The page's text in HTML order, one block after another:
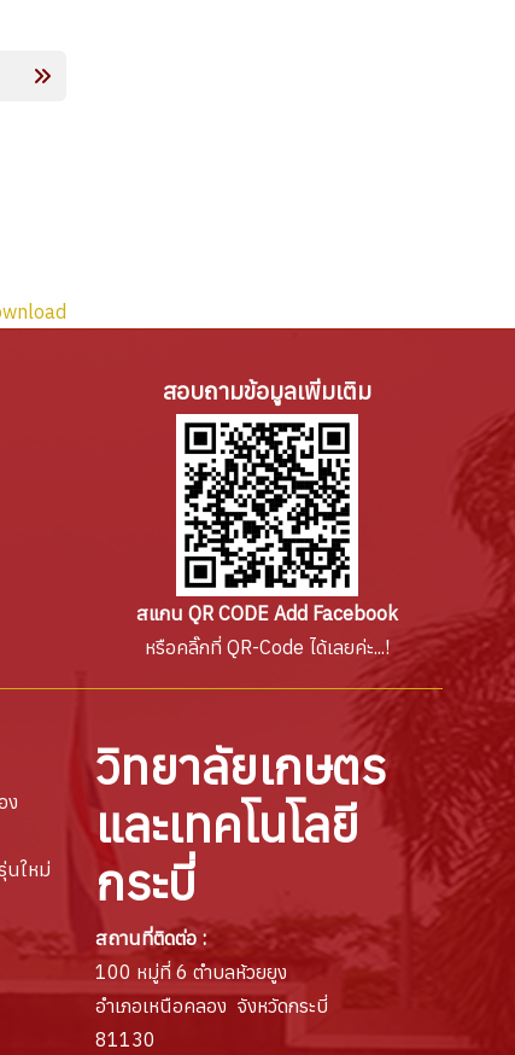
สอบถามข้อมูลเพิ่มเติม
สแกน QR CODE Add Facebook
หรือคลิ๊กที่ QR-Code ได้เลยค่ะ...!
ง
นใหม่
วิทยาลัยเกษตร
และเทคโนโลยี
กระบี่
สถานที่ติดต่อ :
100 หมู่ที่ 6 ตำบลห้วยยูง
อำเภอเหนือคลอง จังหวัดกระบี่
81130